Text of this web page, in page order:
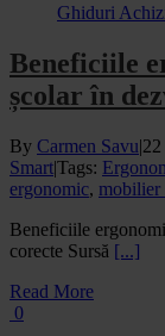
Ghiduri
Beneficiile
școlar în
By Carmen Savu|
Smart|Tags:
ergonomic, mobilier
Beneficiile
corecte Sursă [...]
Read More
0